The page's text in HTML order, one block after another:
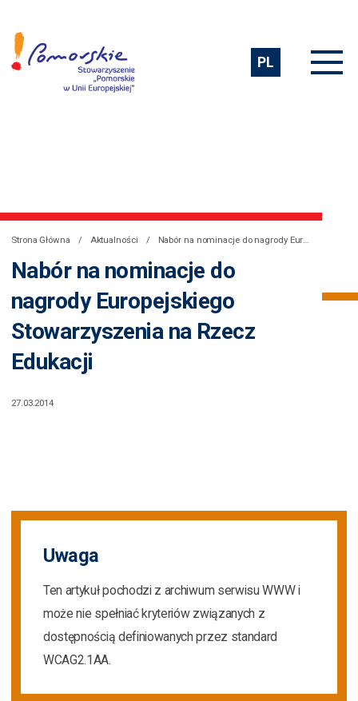
PL
Strona Główna Aktualności Nabór na nominacje do nagrody Europejskiego Stowarzyszenia na Rzecz Edukacji
Nabór na nominacje do
nagrody Europejskiego
Stowarzyszenia na Rzecz
Edukacji
27.03.2014
Uwaga
Ten artykuł pochodzi z archiwum serwisu WWW i
może nie spełniać kryteriów związanych z
dostępnością definiowanych przez standard
WCAG2.1AA.